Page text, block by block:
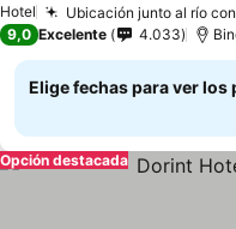
Hotel Ubicación junto al río
9,0 Excelente 4.033
Elige fechas para ver los
Opción destacada